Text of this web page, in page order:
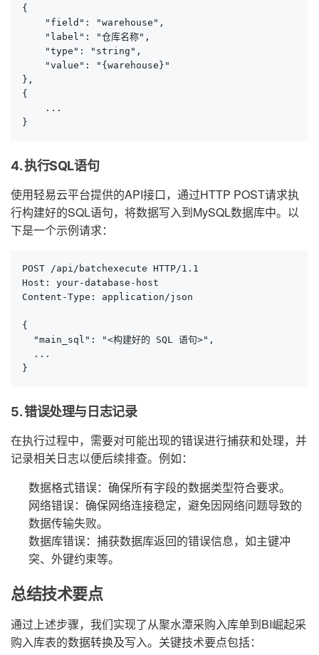
{
    "field": "warehouse",
    "label": "仓库名称",
    "type": "string",
    "value": "{warehouse}"
},
{
    ...
}
4. 执行SQL语句
使用轻易云平台提供的API接口，通过HTTP POST请求执
行构建好的SQL语句，将数据写入到MySQL数据库中。以
下是一个示例请求：
POST /api/batchexecute HTTP/1.1
Host: your-database-host
Content-Type: application/json
{
  "main_sql": "<构建好的 SQL 语句>",
  ...
}
5. 错误处理与日志记录
在执行过程中，需要对可能出现的错误进行捕获和处理，并
记录相关日志以便后续排查。例如：
数据格式错误：确保所有字段的数据类型符合要求。
网络错误：确保网络连接稳定，避免因网络问题导致的
数据传输失败。
数据库错误：捕获数据库返回的错误信息，如主键冲
突、外键约束等。
总结技术要点
通过上述步骤，我们实现了从聚水潭采购入库单到BI崛起采
购入库表的数据转换及写入。关键技术要点包括：